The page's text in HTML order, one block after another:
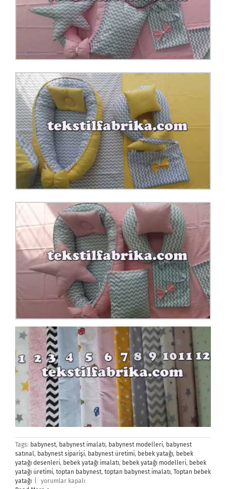
Tags: babynest, babynest imalatı, babynest modelleri, babynest
satınal, babynest siparişi, babynest üretimi, bebek yatağı, bebek
yatağı desenleri, bebek yatağı imalatı, bebek yatağı modelleri, bebek
yatağı üretimi, toptan babynest, toptan babynest imalatı, Toptan bebek
yatağı
Bebek
yorumlar kapalı